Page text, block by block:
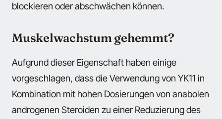
blockieren oder abschwächen können.
Muskelwachstum gehemmt?
Aufgrund dieser Eigenschaft haben einige
vorgeschlagen, dass die Verwendung von YK11 in
Kombination mit hohen Dosierungen von anabolen
androgenen Steroiden zu einer Reduzierung des